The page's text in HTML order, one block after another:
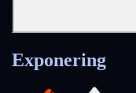
Exponering